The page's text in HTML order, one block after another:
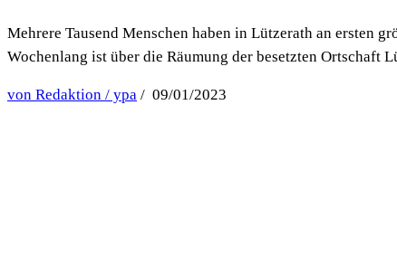
Mehrere Tausend Menschen haben in Lützerath an ersten
Wochenlang ist über die Räumung der besetzten Ortschaft
von Redaktion / ypa / 09/01/2023